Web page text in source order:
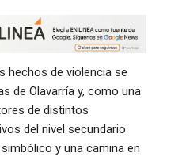
hechos de violencia se
de Olavarría y, como una
de distintos
del nivel secundario
y una camina en